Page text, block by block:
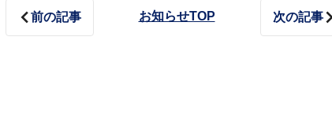
前の記事 お知らせTOP 次の記事